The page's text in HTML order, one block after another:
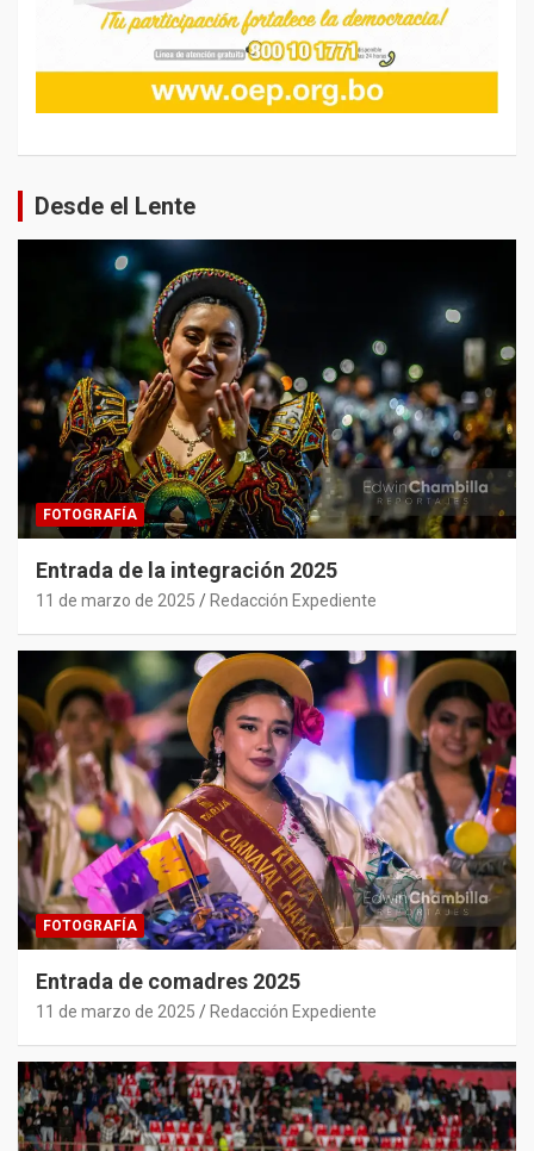
Desde el Lente
FOTOGRAFÍA
Entrada de la integración 2025
11 de marzo de 2025 Redacción Expediente
FOTOGRAFÍA
Entrada de comadres 2025
11 de marzo de 2025 Redacción Expediente